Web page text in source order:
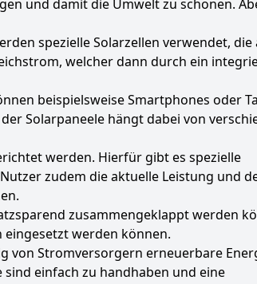
und damit die Umwelt zu schonen.
spezielle Solarzellen verwendet, die
welcher dann durch ein
beispielsweise Smartphones oder
Solarpaneele hängt dabei von
werden. Hierfür gibt es spezielle
zudem die aktuelle Leistung und
zusammengeklappt werden
werden können.
von Stromversorgern erneuerbare
sind einfach zu handhaben und eine